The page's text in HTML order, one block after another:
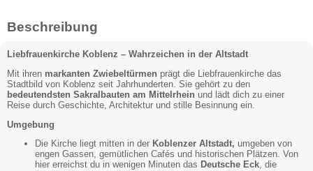
Beschreibung
Liebfrauenkirche Koblenz – Wahrzeichen in der Altstadt
Mit ihren markanten Zwiebeltürmen prägt die Liebfrauenkirche das
Stadtbild von Koblenz seit Jahrhunderten. Sie gehört zu den
bedeutendsten Sakralbauten am Mittelrhein und lädt dich zu einer
Reise durch Geschichte, Architektur und stille Besinnung ein.
Umgebung
Die Kirche liegt mitten in der Koblenzer Altstadt, umgeben von
engen Gassen, gemütlichen Cafés und historischen Plätzen. Von
hier erreichst du in wenigen Minuten das Deutsche Eck, die